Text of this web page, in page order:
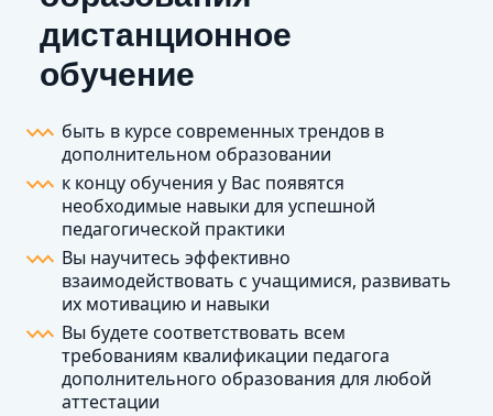
дистанционное
обучение
быть в курсе современных трендов в
дополнительном образовании
к концу обучения у Вас появятся
необходимые навыки для успешной
педагогической практики
Вы научитесь эффективно
взаимодействовать с учащимися, развивать
их мотивацию и навыки
Вы будете соответствовать всем
требованиям квалификации педагога
дополнительного образования для любой
аттестации